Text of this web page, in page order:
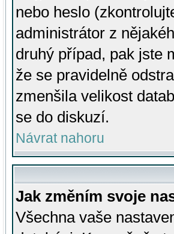
nebo heslo
administrátor z
druhý případ, pak jste
že se pravidelně
zmenšila velikost
se do diskuzí.
Návrat nahoru
Jak změním svoje
Všechna vaše